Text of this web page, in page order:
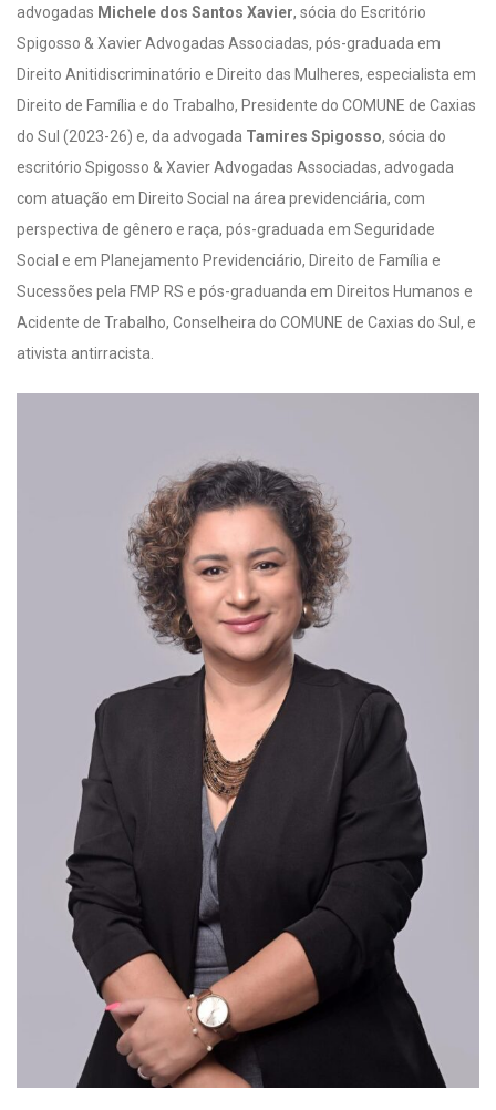
advogadas Michele dos Santos Xavier, sócia do Escritório
Spigosso & Xavier Advogadas Associadas, pós-graduada em
Direito Anitidiscriminatório e Direito das Mulheres, especialista em
Direito de Família e do Trabalho, Presidente do COMUNE de Caxias
do Sul (2023-26) e, da advogada Tamires Spigosso, sócia do
escritório Spigosso & Xavier Advogadas Associadas, advogada
com atuação em Direito Social na área previdenciária, com
perspectiva de gênero e raça, pós-graduada em Seguridade
Social e em Planejamento Previdenciário, Direito de Família e
Sucessões pela FMP RS e pós-graduanda em Direitos Humanos e
Acidente de Trabalho, Conselheira do COMUNE de Caxias do Sul, e
ativista antirracista.